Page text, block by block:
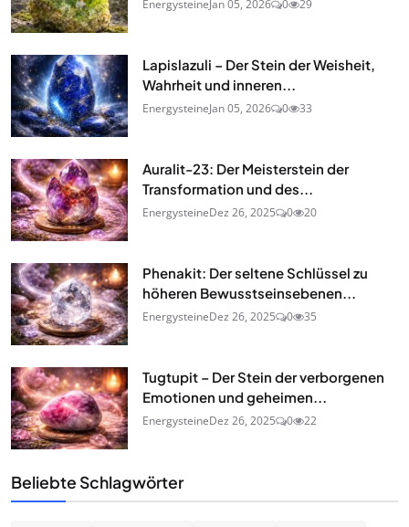
EnergysteineJan 05, 2026 0 29
Lapislazuli – Der Stein der Weisheit,
Wahrheit und inneren...
EnergysteineJan 05, 2026 0 33
Auralit-23: Der Meisterstein der
Transformation und des...
EnergysteineDez 26, 2025 0 20
Phenakit: Der seltene Schlüssel zu
höheren Bewusstseinsebenen...
EnergysteineDez 26, 2025 0 35
Tugtupit – Der Stein der verborgenen
Emotionen und geheimen...
EnergysteineDez 26, 2025 0 22
Beliebte Schlagwörter